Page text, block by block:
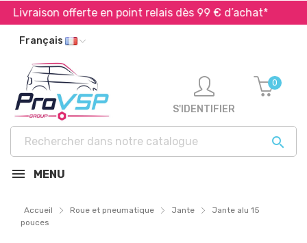
offerte en point relais dès 99 € d’achat*
Français

S'IDENTIFIER
0
MENU
Accueil Roue et pneumatique Jante
Jante alu 15
pouces